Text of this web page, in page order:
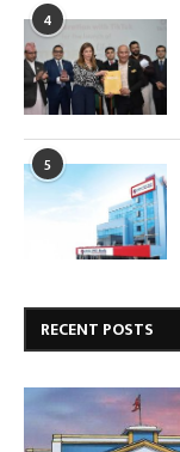
4
5
RECENT POSTS